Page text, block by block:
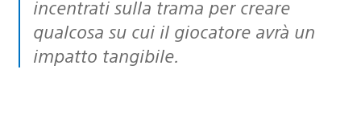
incentrati sulla trama per creare
qualcosa su cui il giocatore avrà un
impatto tangibile.